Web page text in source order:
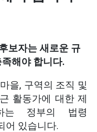
보자는 새로운 규
해야 합니다.
을, 구역의 조직 및
활동가에 대한 제
정부의 법령
어 있습니다.